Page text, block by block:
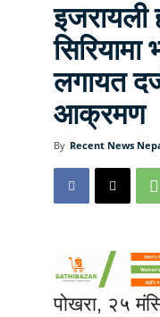
सिरियामा
लगायत
आक्रमण
By Recent News
पोखरा, २५